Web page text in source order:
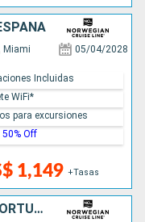
Miami 05/04/2028
1,149 +Tasas
Incluidas
WiFi*
para excursiones
50% Off
ESTADOS UNIDOS, BAHAMAS, PORTUGAL, ESPAÑA, FRANCIA, ITALIA